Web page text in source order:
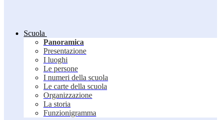
Scuola
Panoramica
Presentazione
I luoghi
Le persone
I numeri della scuola
Le carte della scuola
Organizzazione
La storia
Funzionigramma